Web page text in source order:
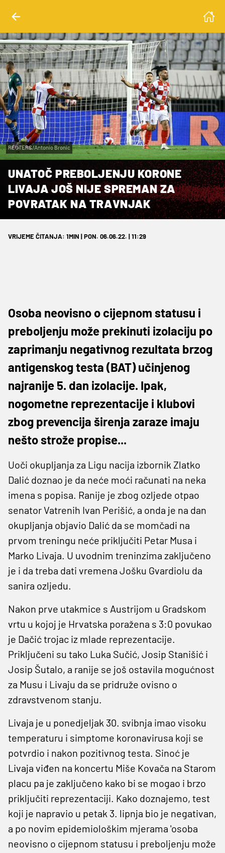
REUTERS/Antonio Bronic
UNATOČ PREBOLJENJU KORONE
LIVAJA JOŠ NIJE SPREMAN ZA
POVRATAK NA TRAVNJAK
VRIJEME ČITANJA: 1MIN | PON. 06.06.22. | 11:29
Osoba neovisno o cijepnom statusu i
preboljenju može prekinuti izolaciju po
zaprimanju negativnog rezultata brzog
antigenskog testa (BAT) učinjenog
najranije 5. dan izolacije. Ipak,
nogometne reprezentacije i klubovi
zbog prevencija širenja zaraze imaju
nešto strože propise...
Uoči okupljanja za Ligu nacija izbornik Zlatko
Dalić doznao je da neće moći računati na neka
imena s popisa. Ranije je zbog ozljede otpao
senator Vatrenih Ivan Perišić, a onda je na dan
okupljanja objavio Dalić da se momčadi na
prvom treningu neće priključiti Petar Musa i
Marko Livaja. U uvodnim treninzima zaključeno
je i da treba dati vremena Jošku Gvardiolu da
sanira ozljedu.
Nakon prve utakmice s Austrijom u Gradskom
vrtu u kojoj je Hrvatska poražena s 3:0 povukao
je Dačić trojac iz mlade reprezentacije.
Priključeni su tako Luka Sučić, Josip Stanišić i
Josip Šutalo, a ranije se još ostavila mogućnost
za Musu i Livaju da se pridruže ovisno o
zdravstvenom stanju.
Livaja je u ponedjeljak 30. svibnja imao visoku
temperaturu i simptome koronavirusa koji se
potvrdio i nakon pozitivnog testa. Sinoć je
Livaja viđen na koncertu Miše Kovača na Starom
placu pa je zaključeno kako bi se mogao i brzo
priključiti reprezentaciji. Kako doznajemo, test
koji je napravio u petak 3. lipnja bio je negativan,
a po novim epidemiološkim mjerama 'osoba
neovisno o cijepnom statusu i preboljenju može